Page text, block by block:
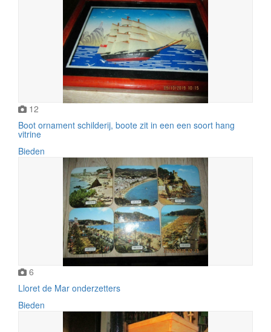
12
Boot ornament schilderij, boote zit in een een soort hang
vitrine
Bieden
6
Lloret de Mar onderzetters
Bieden